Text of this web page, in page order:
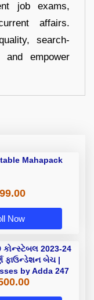
job exams,
affairs.
search-
empower
Mahapack
Now
કોન્સ્ટેબલ 2023-24
ફાઉન્ડેશન બેચ |
by Adda 247